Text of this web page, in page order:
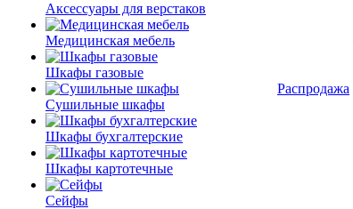
Аксессуары для верстаков
Медицинская мебель
Шкафы газовые
Сушильные шкафы
Шкафы бухгалтерские
Шкафы картотечные
Сейфы
Распродажа